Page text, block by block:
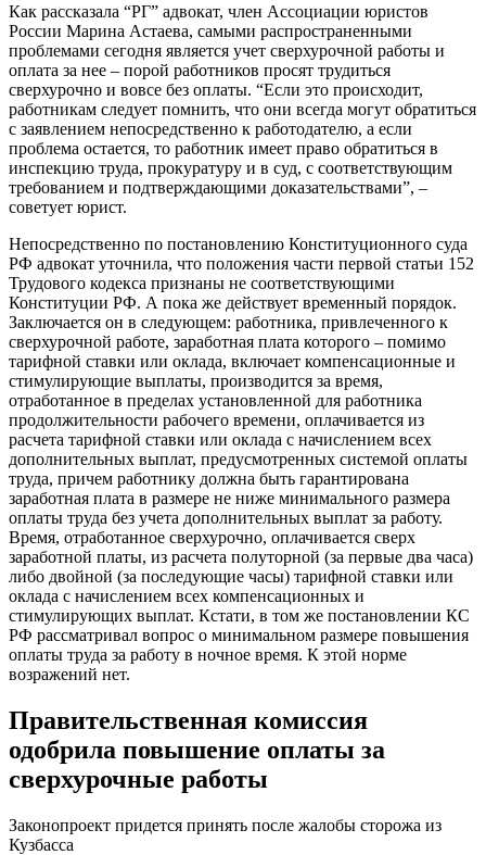
Как рассказала “РГ” адвокат, член Ассоциации юристов
России Марина Астаева, самыми распространенными
проблемами сегодня является учет сверхурочной работы и
оплата за нее – порой работников просят трудиться
сверхурочно и вовсе без оплаты. “Если это происходит,
работникам следует помнить, что они всегда могут обратиться
с заявлением непосредственно к работодателю, а если
проблема остается, то работник имеет право обратиться в
инспекцию труда, прокуратуру и в суд, с соответствующим
требованием и подтверждающими доказательствами”, –
советует юрист.
Непосредственно по постановлению Конституционного суда
РФ адвокат уточнила, что положения части первой статьи 152
Трудового кодекса признаны не соответствующими
Конституции РФ. А пока же действует временный порядок.
Заключается он в следующем: работника, привлеченного к
сверхурочной работе, заработная плата которого – помимо
тарифной ставки или оклада, включает компенсационные и
стимулирующие выплаты, производится за время,
отработанное в пределах установленной для работника
продолжительности рабочего времени, оплачивается из
расчета тарифной ставки или оклада с начислением всех
дополнительных выплат, предусмотренных системой оплаты
труда, причем работнику должна быть гарантирована
заработная плата в размере не ниже минимального размера
оплаты труда без учета дополнительных выплат за работу.
Время, отработанное сверхурочно, оплачивается сверх
заработной платы, из расчета полуторной (за первые два часа)
либо двойной (за последующие часы) тарифной ставки или
оклада с начислением всех компенсационных и
стимулирующих выплат. Кстати, в том же постановлении КС
РФ рассматривал вопрос о минимальном размере повышения
оплаты труда за работу в ночное время. К этой норме
возражений нет.
Правительственная комиссия
одобрила повышение оплаты за
сверхурочные работы
Законопроект придется принять после жалобы сторожа из
Кузбасса